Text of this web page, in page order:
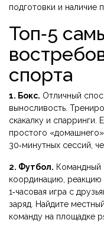
подготовки и наличие
Топ‑5
спорта
1. Бокс. Отличный
выносливость.
скакалку и спарринги.
простого
30‑минутных сессий,
2. Футбол. Командный
координацию,
1‑часовая игра с
заряд. Найдите
команду на площадке